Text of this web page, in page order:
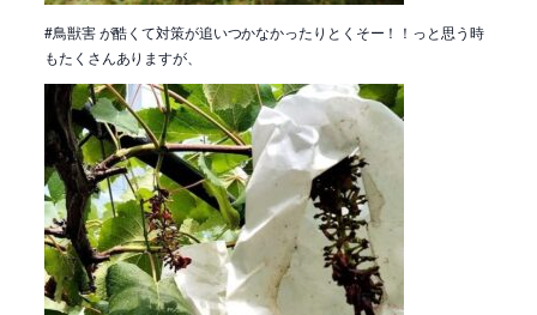
#鳥獣害 が酷くて対策が追いつかなかったりとくそー！！っと思う時
もたくさんありますが、